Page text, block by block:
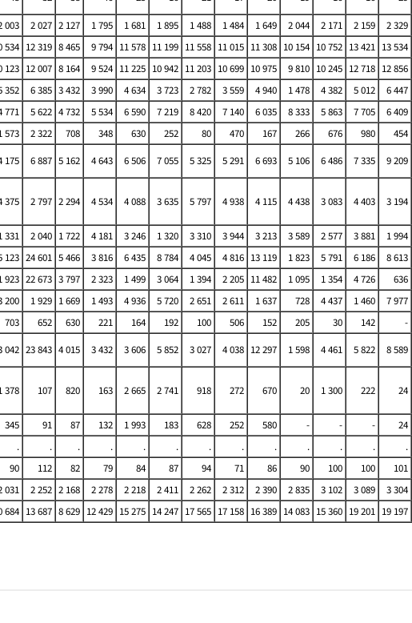
003 2 027 2 127 1 795 1 681 1 895 1 488 1 484 1 649 2 044 2 171 2 159
2 329
534 12 319 8 465 9 794 11 578 11 199 11 558 11 015 11 308 10 154 10 752 13 421 13 534
123 12 007 8 164 9 524 11 225 10 942 11 203 10 699 10 975 9 810 10 245 12 718 12 856
352 6 385 3 432 3 990 4 634 3 723 2 782 3 559 4 940 1 478 4 382 5 012
6 447
771 5 622 4 732 5 534 6 590 7 219 8 420 7 140 6 035 8 333 5 863 7 705
6 409
573 2 322 708 348 630 252 80 470 167 266 676 980
454
175 6 887 5 162 4 643 6 506 7 055 5 325 5 291 6 693 5 106 6 486 7 335
9 209
375 2 797 2 294 4 534 4 088 3 635 5 797 4 938 4 115 4 438 3 083 4 403 3 194
331 2 040 1 722 4 181 3 246 1 320 3 310 3 944 3 213 3 589 2 577 3 881
1 994
123 24 601 5 466 3 816 6 435 8 784 4 045 4 816 13 119 1 823 5 791 6 186
8 613
923 22 673 3 797 2 323 1 499 3 064 1 394 2 205 11 482 1 095 1 354 4 726
636
200 1 929 1 669 1 493 4 936 5 720 2 651 2 611 1 637 728 4 437 1 460
7 977
703 652 630 221 164 192 100 506 152 205 30 142
-
042 23 843 4 015 3 432 3 606 5 852 3 027 4 038 12 297 1 598 4 461 5 822
8 589
378 107 820 163 2 665 2 741 918 272 670 20 1 300 222 24
345 91 87 132 1 993 183 628 252 580 - - -
24
. . . . . . . . . . . .
.
90 112 82 79 84 87 94 71 86 90 100 100
101
031 2 252 2 168 2 278 2 218 2 411 2 262 2 312 2 390 2 835 3 102 3 089
3 304
684 13 687 8 629 12 429 15 275 14 247 17 565 17 158 16 389 14 083 15 360 19 201 19 197